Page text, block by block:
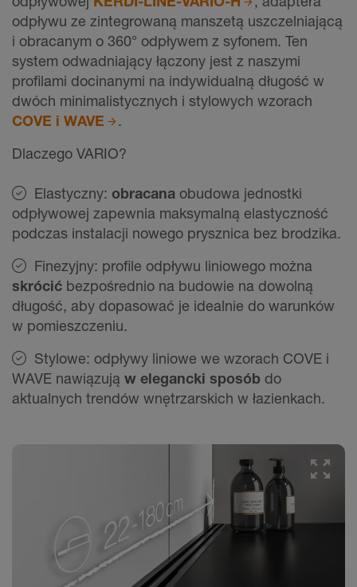
odpływu ze zintegrowaną manszetą uszczelniającą
i obracanym o 360° odpływem z syfonem. Ten
system odwadniający łączony jest z naszymi
profilami docinanymi na indywidualną długość w
dwóch minimalistycznych i stylowych wzorach
COVE i WAVE
.
Dlaczego VARIO?
Elastyczny: obracana obudowa jednostki
odpływowej zapewnia maksymalną elastyczność
podczas instalacji nowego prysznica bez brodzika.
Finezyjny: profile odpływu liniowego można
skrócić bezpośrednio na budowie na dowolną
długość, aby dopasować je idealnie do warunków
w pomieszczeniu.
Stylowe: odpływy liniowe we wzorach COVE i
WAVE nawiązują w elegancki sposób do
aktualnych trendów wnętrzarskich w łazienkach.